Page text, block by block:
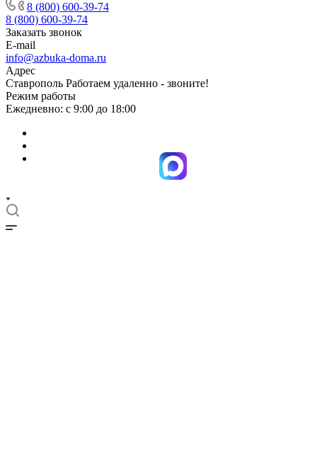
8 (800) 600-39-74
8 (800) 600-39-74
Заказать звонок
E-mail
info@azbuka-doma.ru
Адрес
Ставрополь Работаем удаленно - звоните!
Режим работы
Ежедневно: с 9:00 до 18:00